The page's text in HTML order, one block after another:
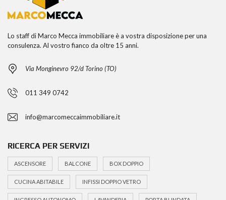
Lo staff di Marco Mecca immobiliare è a vostra disposizione per una
consulenza. Al vostro fianco da oltre 15 anni.
Via Monginevro 92/d Torino (TO)
011 349 0742
info@marcomeccaimmobiliare.it
RICERCA PER SERVIZI
ASCENSORE BALCONE BOX DOPPIO
CUCINA ABITABILE INFISSI DOPPIO VETRO